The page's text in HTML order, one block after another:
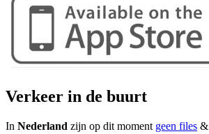
Verkeer in de buurt
In Nederland zijn op dit moment geen files &